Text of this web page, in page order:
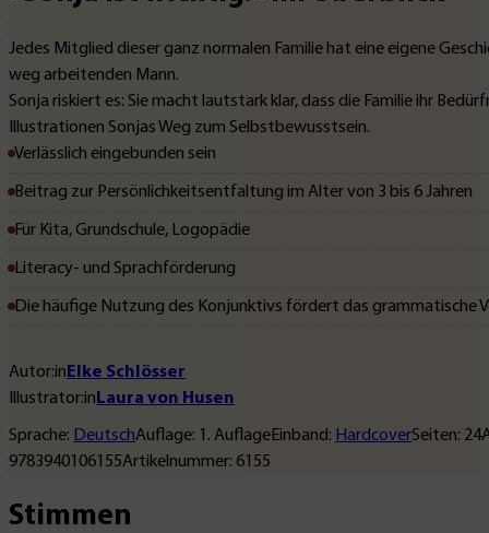
Jedes Mitglied dieser ganz normalen Familie hat eine eigene
weg arbeitenden Mann.
Sonja riskiert es: Sie macht lautstark klar, dass die Familie ihr
Illustrationen Sonjas Weg zum Selbstbewusstsein.
Verlässlich eingebunden sein
Beitrag zur Persönlichkeitsentfaltung im Alter von 3 bis 6 Jahren
Für Kita, Grundschule, Logopädie
Literacy- und Sprachförderung
Die häufige Nutzung des Konjunktivs fördert das grammatische
Autor:inElke Schlösser
Illustrator:inLaura von Husen
Sprache: DeutschAuflage: 1 . AuflageEinband: HardcoverSeiten: 24
9783940106155Artikelnummer: 6155
Stimmen